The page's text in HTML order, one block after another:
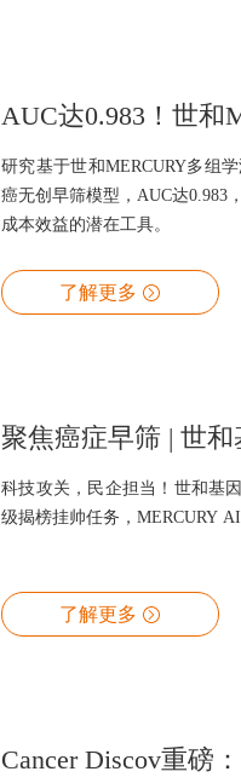
的功能又可以分为单癌种早筛
研究基于世和MERCURY多组
癌无创早筛模型，AUC达0.983
成本效益的潜在工具。
了解更多
科技攻关，民企担当！世和基
级揭榜挂帅任务，MERCURY
了解更多